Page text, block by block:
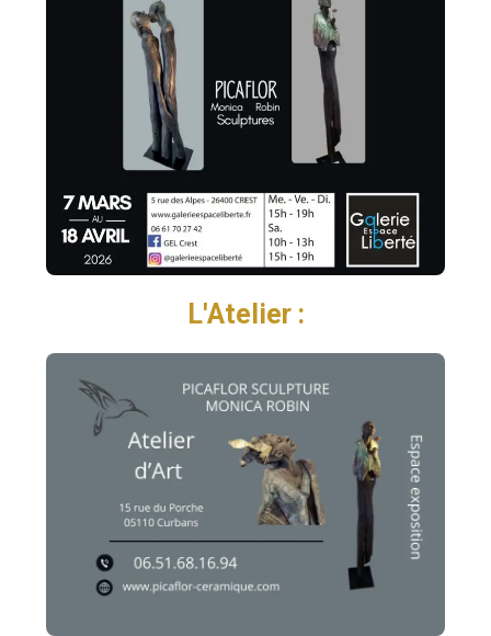
L'Atelier :